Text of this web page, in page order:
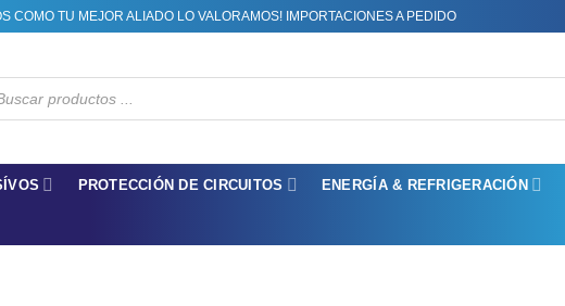
COMO TU MEJOR ALIADO LO VALORAMOS! IMPORTACIONES A PEDIDO
PROTECCIÓN DE CIRCUITOS ENERGÍA & REFRIGERACIÓN